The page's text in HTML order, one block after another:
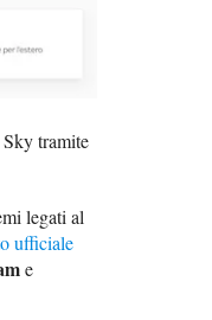
Sky tramite
legati al
ufficiale
e